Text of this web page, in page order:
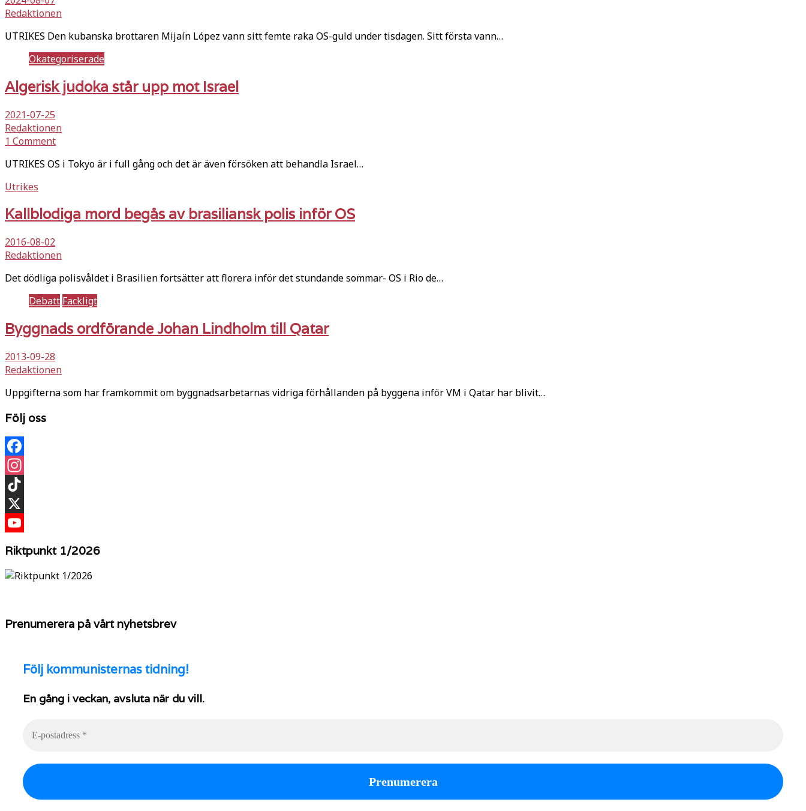
Redaktionen
UTRIKES Den kubanska brottaren Mijaín López vann sitt femte raka OS-guld under tisdagen. Sitt första vann…
Okategoriserade
Algerisk judoka står upp mot Israel
2021-07-25
Redaktionen
1 Comment
UTRIKES OS i Tokyo är i full gång och det är även försöken att behandla Israel…
Utrikes
Kallblodiga mord begås av brasiliansk polis inför OS
2016-08-02
Redaktionen
Det dödliga polisvåldet i Brasilien fortsätter att florera inför det stundande sommar- OS i Rio de…
Debatt Fackligt
Byggnads ordförande Johan Lindholm till Qatar
2013-09-28
Redaktionen
Uppgifterna som har framkommit om byggnadsarbetarnas vidriga förhållanden på byggena inför VM i Qatar har blivit…
Följ oss
Facebook
Instagram
TikTok
X
Riktpunkt 1/2026
Prenumerera på vårt nyhetsbrev
Följ kommunisternas tidning!
En gång i veckan, avsluta när du vill.